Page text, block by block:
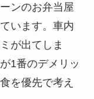
ンのお弁当屋
います。車内
が出てしま
1番のデメリッ
を優先で考え